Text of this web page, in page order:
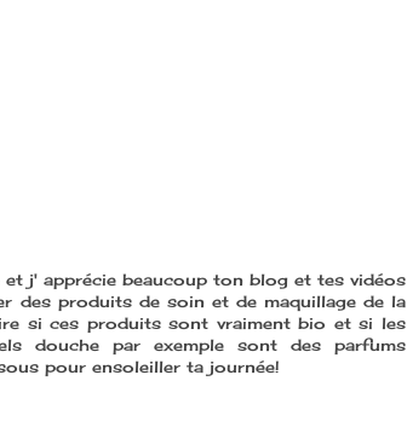
j' apprécie beaucoup ton blog et tes vidéos
des produits de soin et de maquillage de la
si ces produits sont vraiment bio et si les
douche par exemple sont des parfums
pour ensoleiller ta journée!